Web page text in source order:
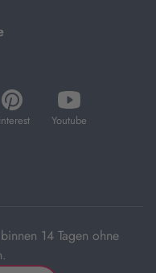
öffnet
in
Youtube
öffnet
in
14 Tagen ohne